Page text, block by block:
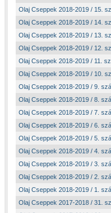
Olaj Cseppek 2018-2019 / 15.
Olaj Cseppek 2018-2019 / 14.
Olaj Cseppek 2018-2019 / 13.
Olaj Cseppek 2018-2019 / 12.
Olaj Cseppek 2018-2019 / 11.
Olaj Cseppek 2018-2019 / 10.
Olaj Cseppek 2018-2019 / 9.
Olaj Cseppek 2018-2019 / 8.
Olaj Cseppek 2018-2019 / 7.
Olaj Cseppek 2018-2019 / 6.
Olaj Cseppek 2018-2019 / 5.
Olaj Cseppek 2018-2019 / 4.
Olaj Cseppek 2018-2019 / 3.
Olaj Cseppek 2018-2019 / 2.
Olaj Cseppek 2018-2019 / 1.
Olaj Cseppek 2017-2018 / 31.